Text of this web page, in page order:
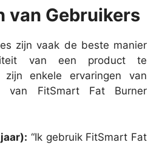
van Gebruikers
zijn vaak de beste manier
van een product te
zijn enkele ervaringen van
van FitSmart Fat Burner
“Ik gebruik FitSmart Fat